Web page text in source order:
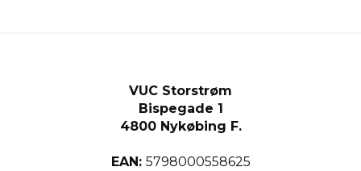
VUC Storstrøm
Bispegade 1
4800 Nykøbing F.
EAN: 5798000558625